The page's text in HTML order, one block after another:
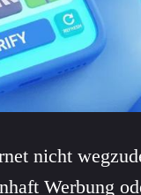
nicht
Werbung